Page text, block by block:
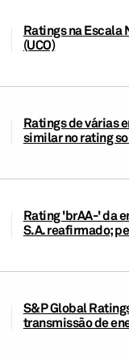
Ratings na
(UCO)
Ratings de várias
similar no rating
Rating 'brAA-' da
S.A. reafirmado;
S&P Global
transmissão de